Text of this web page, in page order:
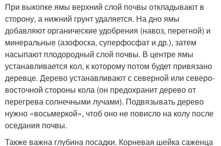
При выкопке ямы верхний слой почвы откладывают в
сторону, а нижний грунт удаляется. На дно ямы
добавляют органические удобрения (навоз, перегной) и
минеральные (азофоска, суперфосфат и др.), затем
насыпают плодородный слой почвы. В центре ямы
устанавливается кол, к которому потом будет привязано
деревце. Дерево устанавливают с северной или северо-
восточной стороны кола (он предохранит дерево от
перегрева солнечными лучами). Подвязывать дерево
нужно «восьмеркой», чтоб оно не повисло на колу после
оседания почвы.
Также важна глубина посадки. Корневая шейка саженца